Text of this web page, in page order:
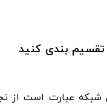
عبارت است از